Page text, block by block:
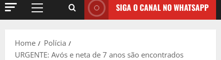
Primary
SIGA O CANAL NO WHATSAPP
Home
Polícia
URGENTE: Avós e neta de 7 anos são encontrados